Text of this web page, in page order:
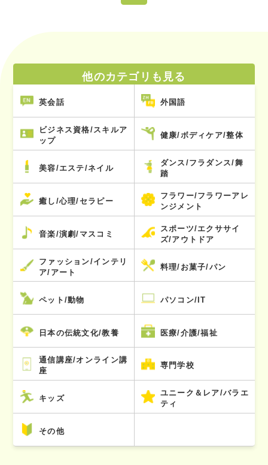
他のカテゴリも見る
英会話 外国語
ビジネス資格/スキルア
ップ
健康/ボディケア/整体
美容/エステ/ネイル
ダンス/フラダンス/舞
踏
癒し/心理/セラピー
フラワー/フラワーアレ
ンジメント
音楽/演劇/マスコミ
スポーツ/エクササイ
ズ/アウトドア
ファッション/インテリ
ア/アート
料理/お菓子/パン
ペット/動物 パソコン/IT
日本の伝統文化/教養 医療/介護/福祉
通信講座/オンライン講
座
専門学校
キッズ
ユニーク＆レア/バラエ
ティ
その他